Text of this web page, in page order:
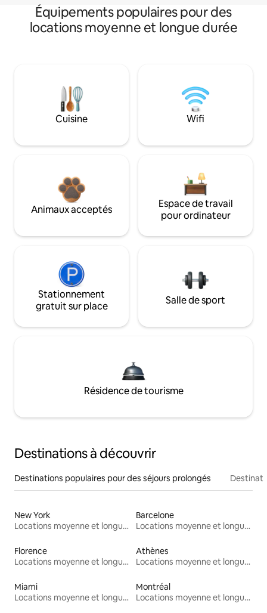
Équipements populaires pour des
locations moyenne et longue durée
Cuisine Wifi
Animaux acceptés
Espace de travail
pour ordinateur
Stationnement
gratuit sur place
Salle de sport
Résidence de tourisme
Destinations à découvrir
Destinations populaires pour des séjours prolongés
New York
Locations moyenne et longue durée
Barcelone
Locations moyenne et longue durée
Florence
Locations moyenne et longue durée
Athènes
Locations moyenne et longue durée
Miami
Locations moyenne et longue durée
Montréal
Locations moyenne et longue durée